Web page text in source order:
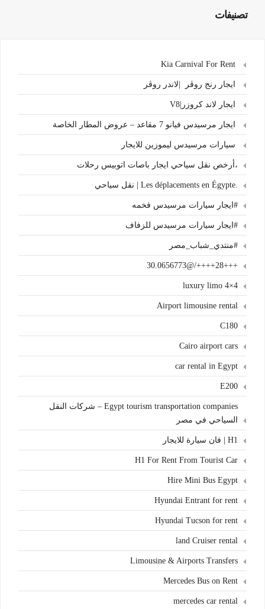
تصنيفات
ايجار رنج روڤر |لاندر روڤر
ايجار لاند كروزر|V8
ايجار مرسيدس فيانو 7 مقاعد – عروض المطار الخاصة
سيارات مرسيدس ليموزين للايجار
،أرخص نقل سياحي ايجار باصات اتوبيس رحلات
#ايجار سيارات مرسيدس فخمه
#ايجار سيارات مرسيدس للزفاف
#منتدي_شباب_مصر
+++28++++/@30.0656773
4×4 luxury limo
Airport limousine rental
C180
Cairo airport cars
car rental in Egypt
E200
Egypt tourism transportation companies – شركات النقل
السياحي في مصر
H1 | فان سيارة للايجار
H1 For Rent From Tourist Car
Hire Mini Bus Egypt
Hyundai Entrant for rent
Hyundai Tucson for rent
land Cruiser rental
Limousine & Airports Transfers
Mercedes Bus on Rent
mercedes car rental